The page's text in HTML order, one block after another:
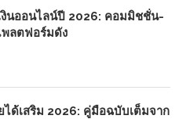
งินออนไลน์ปี 2026: คอมมิชชั่น-
ลตฟอร์มดัง
ได้เสริม 2026: คู่มือฉบับเต็มจาก